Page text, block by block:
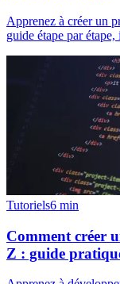
Apprenez à créer un
guide étape par
Tutoriels6 min
Comment créer
Z : guide